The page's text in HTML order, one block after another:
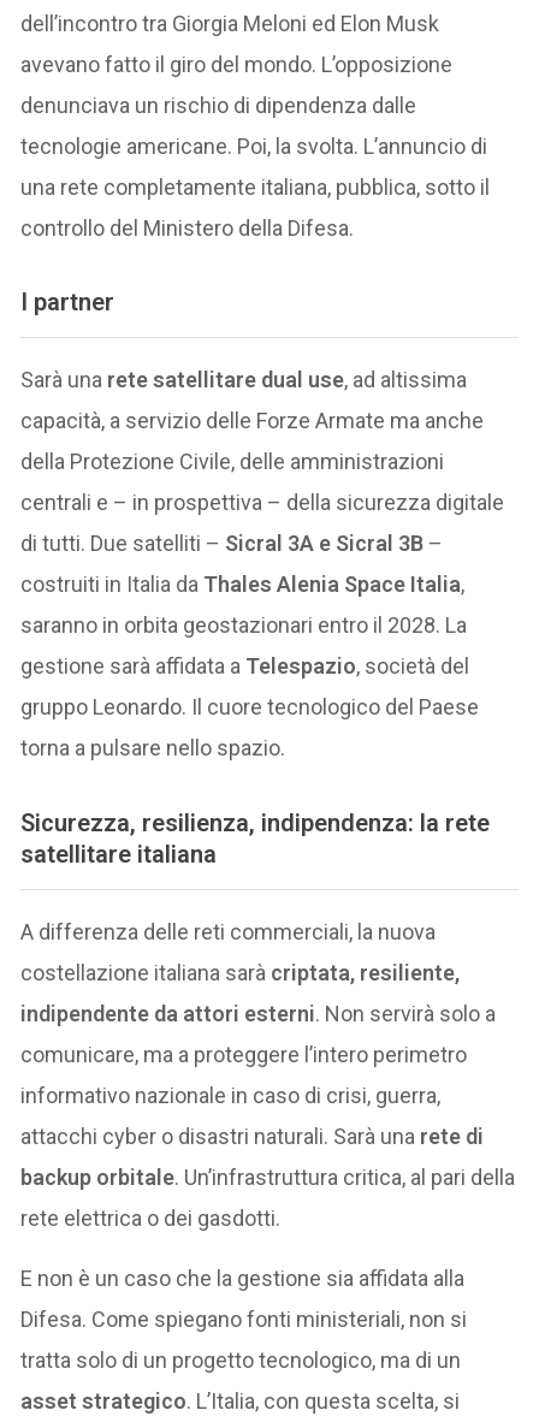
dell’incontro tra Giorgia Meloni ed Elon Musk
avevano fatto il giro del mondo. L’opposizione
denunciava un rischio di dipendenza dalle
tecnologie americane. Poi, la svolta. L’annuncio di
una rete completamente italiana, pubblica, sotto il
controllo del Ministero della Difesa.
I partner
Sarà una rete satellitare dual use, ad altissima
capacità, a servizio delle Forze Armate ma anche
della Protezione Civile, delle amministrazioni
centrali e – in prospettiva – della sicurezza digitale
di tutti. Due satelliti – Sicral 3A e Sicral 3B –
costruiti in Italia da Thales Alenia Space Italia,
saranno in orbita geostazionari entro il 2028. La
gestione sarà affidata a Telespazio, società del
gruppo Leonardo. Il cuore tecnologico del Paese
torna a pulsare nello spazio.
Sicurezza, resilienza, indipendenza: la rete
satellitare italiana
A differenza delle reti commerciali, la nuova
costellazione italiana sarà criptata, resiliente,
indipendente da attori esterni. Non servirà solo a
comunicare, ma a proteggere l’intero perimetro
informativo nazionale in caso di crisi, guerra,
attacchi cyber o disastri naturali. Sarà una rete di
backup orbitale. Un’infrastruttura critica, al pari della
rete elettrica o dei gasdotti.
E non è un caso che la gestione sia affidata alla
Difesa. Come spiegano fonti ministeriali, non si
tratta solo di un progetto tecnologico, ma di un
asset strategico. L’Italia, con questa scelta, si